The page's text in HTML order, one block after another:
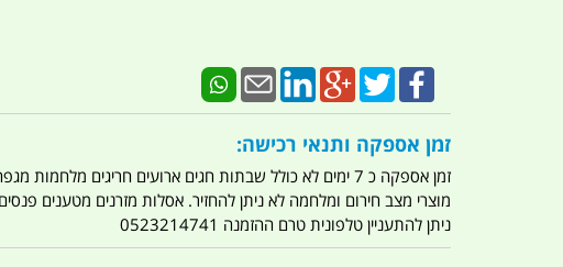
זמן אספקה ותנאי רכישה:
זמן אספקה כ 7 ימים לא כולל שבתות חגים ארועים חריגים מלחמות מגפה מתקפת טרור מתקפת מחשבים
מוצרי מצב חירום ומלחמה לא ניתן להחזיר. אסלות מזרנים מטענים
ניתן להתעניין טלפונית טרם ההזמנה 0523214741